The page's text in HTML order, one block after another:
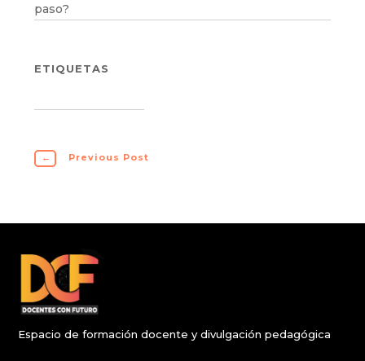
paso?
ETIQUETAS
← Previous Post
Espacio de formación docente y divulgación pedagógica